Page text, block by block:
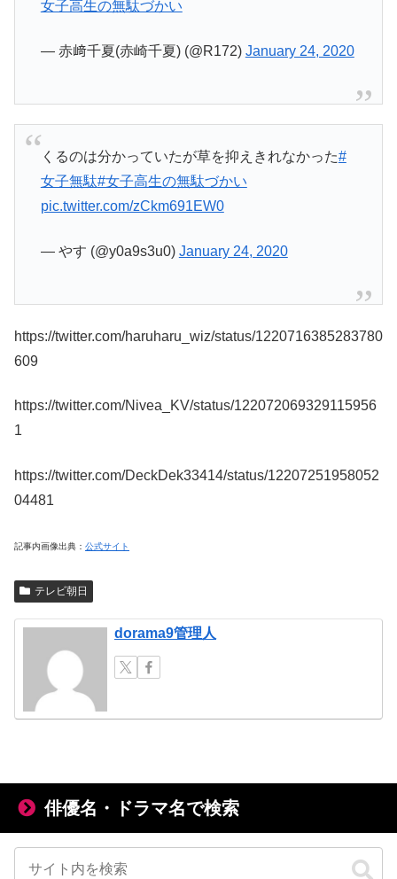
女子高生の無駄づかい
— 赤﨑千夏(赤崎千夏) (@R172) January 24, 2020
くるのは分かっていたが草を抑えきれなかった#
女子無駄#女子高生の無駄づかい
pic.twitter.com/zCkm691EW0
— やす (@y0a9s3u0) January 24, 2020
https://twitter.com/haruharu_wiz/status/1220716385283780
609
https://twitter.com/Nivea_KV/status/122072069329115956
1
https://twitter.com/DeckDek33414/status/12207251958052
04481
記事内画像出典： 公式サイト
テレビ朝日
dorama9管理人
俳優名・ドラマ名で検索